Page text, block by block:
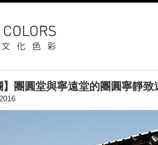
】團圓堂與寧遠堂的團圓寧靜